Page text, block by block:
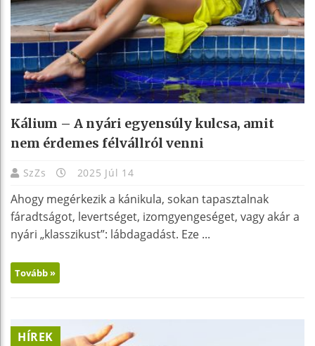
Kálium – A nyári egyensúly kulcsa, amit
nem érdemes félvállról venni
SzZs 2025 Júl 14
Ahogy megérkezik a kánikula, sokan tapasztalnak
fáradtságot, levertséget, izomgyengeséget, vagy akár a
nyári „klasszikust”: lábdagadást. Eze ...
Tovább »
HÍREK